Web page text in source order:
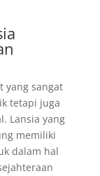
yang sangat
tetapi juga
Lansia yang
memiliki
dalam hal